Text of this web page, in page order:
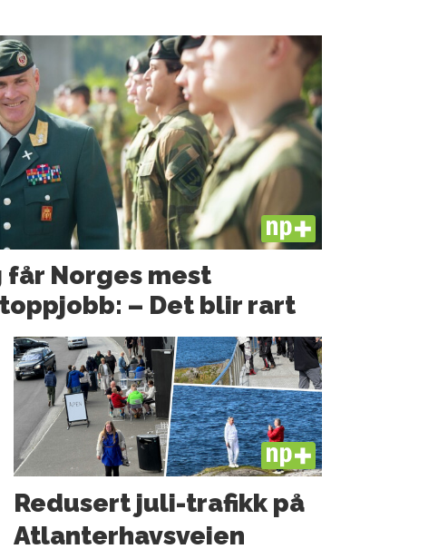
PLUS
Norges mest
– Det blir rart
PLUS
Redusert juli-trafikk på
Atlanter­havsveien